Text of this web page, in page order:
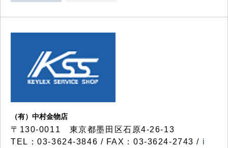
（有）中村金物店
〒130-0011 東京都墨田区石原4-26-13
TEL：03-3624-3846 / FAX：03-3624-2743 / i